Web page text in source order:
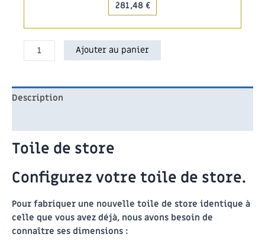
281,48 €
quantité
de
de
store
Ajouter au panier
Description
Toile de store
Configurez votre toile de store.
Pour fabriquer une nouvelle toile de store identique à
celle que vous avez déjà, nous avons besoin de
connaître ses dimensions :